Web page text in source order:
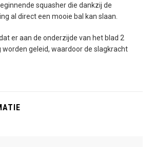
squasher die dankzij de
al direct een mooie bal kan slaan.
er aan de onderzijde van het blad 2
worden geleid, waardoor de slagkracht